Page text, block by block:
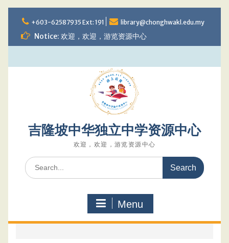
to
content
+603-62587935 Ext: 191 library@chonghwakl.edu.my
Notice: 欢迎，欢迎，游览资源中心
吉隆坡中华独立中学资源中心
欢迎，欢迎，游览资源中心
Search
for:
Menu